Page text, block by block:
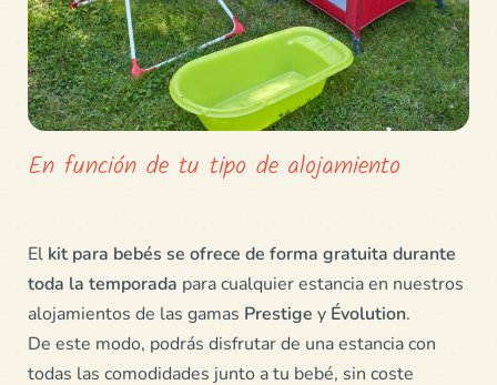
En función de tu tipo de alojamiento
El kit para bebés se ofrece de forma gratuita durante
toda la temporada para cualquier estancia en nuestros
alojamientos de las gamas Prestige y Évolution.
De este modo, podrás disfrutar de una estancia con
todas las comodidades junto a tu bebé, sin coste